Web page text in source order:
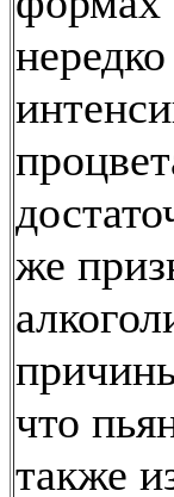
же
что
также